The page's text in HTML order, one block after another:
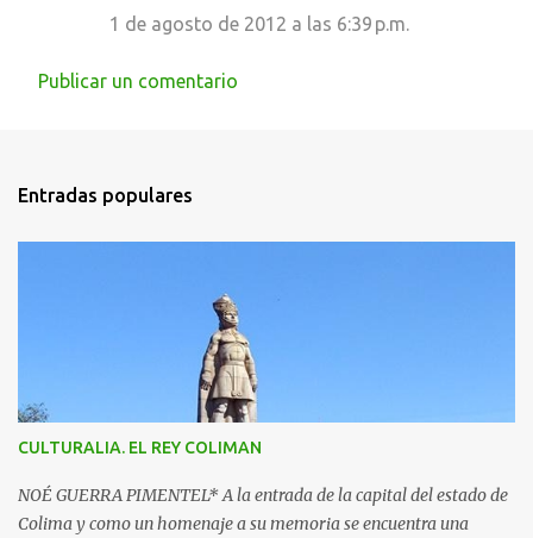
1 de agosto de 2012 a las 6:39 p.m.
Publicar un comentario
Entradas populares
CULTURALIA. EL REY COLIMAN
NOÉ GUERRA PIMENTEL* A la entrada de la capital del estado de
Colima y como un homenaje a su memoria se encuentra una